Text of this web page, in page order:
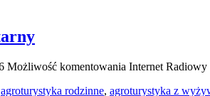
Możliwość komentowania Internet Radiowy
agroturystyka rodzinne, agroturystyka z